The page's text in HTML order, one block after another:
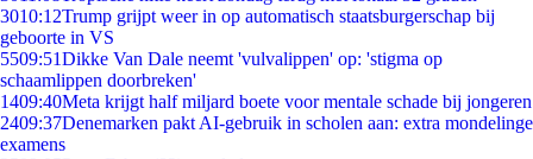
3010:12Trump grijpt weer in op automatisch staatsburgerschap bij
geboorte in VS
5509:51Dikke Van Dale neemt 'vulvalippen' op: 'stigma op
schaamlippen doorbreken'
1409:40Meta krijgt half miljard boete voor mentale schade bij jongeren
2409:37Denemarken pakt AI-gebruik in scholen aan: extra mondelinge
examens